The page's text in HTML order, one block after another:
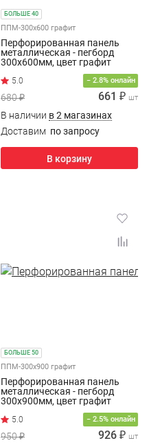
БОЛЬШЕ 40
ППМ-300х600 графит
Перфорированная панель
металлическая - пегборд
300х600мм, цвет графит
− 2.8% онлайн
680 ₽ 661 ₽ шт
В наличии в 2 магазинах
Доставим по запросу
В корзину
БОЛЬШЕ 50
ППМ-300х900 графит
Перфорированная панель
металлическая - пегборд
300х900мм, цвет графит
5.0 − 2.5% онлайн
950 ₽ 926 ₽ шт